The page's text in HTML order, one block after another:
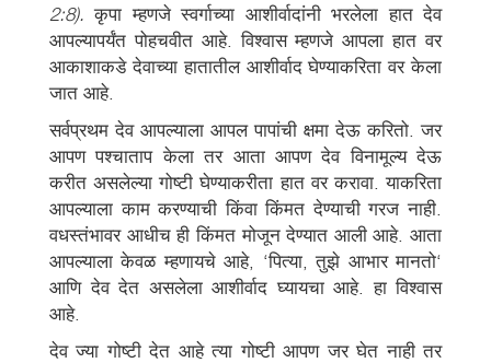
2:8). कृपा म्हणजे स्वर्गाच्या आशीर्वादांनी भरलेला हात देव
आपल्यापर्यंत पोहचवीत आहे. विश्वास म्हणजे आपला हात वर
आकाशाकडे देवाच्या हातातील आशीर्वाद घेण्याकरिता वर केला
जात आहे.
सर्वप्रथम देव आपल्याला आपल पापांची क्षमा देऊ करितो. जर
आपण पश्चाताप केला तर आता आपण देव विनामूल्य देऊ
करीत असलेल्या गोष्टी घेण्याकरीता हात वर करावा. याकरिता
आपल्याला काम करण्याची किंवा किंमत देण्याची गरज नाही.
वधस्तंभावर आधीच ही किंमत मोजून देण्यात आली आहे. आता
आपल्याला केवळ म्हणायचे आहे, ‘पित्या, तुझे आभार मानतो‘
आणि देव देत असलेला आशीर्वाद घ्यायचा आहे. हा विश्वास
आहे.
देव ज्या गोष्टी देत आहे त्या गोष्टी आपण जर घेत नाही तर